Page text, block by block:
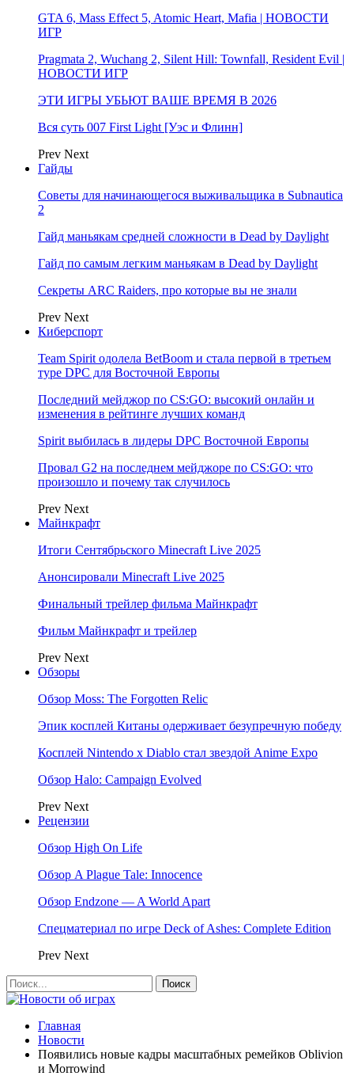
GTA 6, Mass Effect 5, Atomic Heart, Mafia | НОВОСТИ
ИГР
Pragmata 2, Wuchang 2, Silent Hill: Townfall, Resident Evil |
НОВОСТИ ИГР
ЭТИ ИГРЫ УБЬЮТ ВАШЕ ВРЕМЯ В 2026
Вся суть 007 First Light [Уэс и Флинн]
Prev Next
Гайды
Советы для начинающегося выживальщика в Subnautica
2
Гайд маньякам средней сложности в Dead by Daylight
Гайд по самым легким маньякам в Dead by Daylight
Секреты ARC Raiders, про которые вы не знали
Prev Next
Киберспорт
Team Spirit одолела BetBoom и стала первой в третьем
туре DPC для Восточной Европы
Последний мейджор по CS:GO: высокий онлайн и
изменения в рейтинге лучших команд
Spirit выбилась в лидеры DPC Восточной Европы
Провал G2 на последнем мейджоре по CS:GO: что
произошло и почему так случилось
Prev Next
Майнкрафт
Итоги Сентябрьского Minecraft Live 2025
Анонсировали Minecraft Live 2025
Финальный трейлер фильма Майнкрафт
Фильм Майнкрафт и трейлер
Prev Next
Обзоры
Обзор Moss: The Forgotten Relic
Эпик косплей Китаны одерживает безупречную победу
Косплей Nintendo x Diablo стал звездой Anime Expo
Обзор Halo: Campaign Evolved
Prev Next
Рецензии
Обзор High On Life
Обзор A Plague Tale: Innocence
Обзор Endzone — A World Apart
Спецматериал по игре Deck of Ashes: Complete Edition
Prev Next
Главная
Новости
Появились новые кадры масштабных ремейков Oblivion
и Morrowind